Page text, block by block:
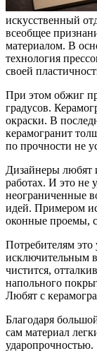
искусственный
всеобщее
материалом. В
технология
своей
При этом обжиг
градусов.
окраски. В
керамогранит
по прочности не
Дизайнеры любят
работах. И это не
неограниченные
идей. Примером
оконные проемы,
Потребителям это
исключительным
чистится,
напольного
Любят с
Благодаря
сам материал
ударопрочностью.